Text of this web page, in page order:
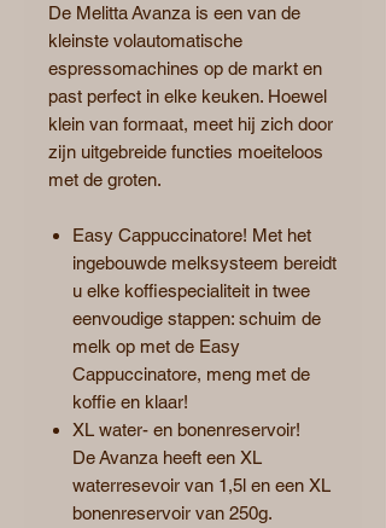
De Melitta Avanza is een van de
kleinste volautomatische
espressomachines op de markt en
past perfect in elke keuken. Hoewel
klein van formaat, meet hij zich door
zijn uitgebreide functies moeiteloos
met de groten.
Easy Cappuccinatore! Met het
ingebouwde melksysteem bereidt
u elke koffiespecialiteit in twee
eenvoudige stappen: schuim de
melk op met de Easy
Cappuccinatore, meng met de
koffie en klaar!
XL water- en bonenreservoir!
De Avanza heeft een XL
waterresevoir van 1,5l en een XL
bonenreservoir van 250g.